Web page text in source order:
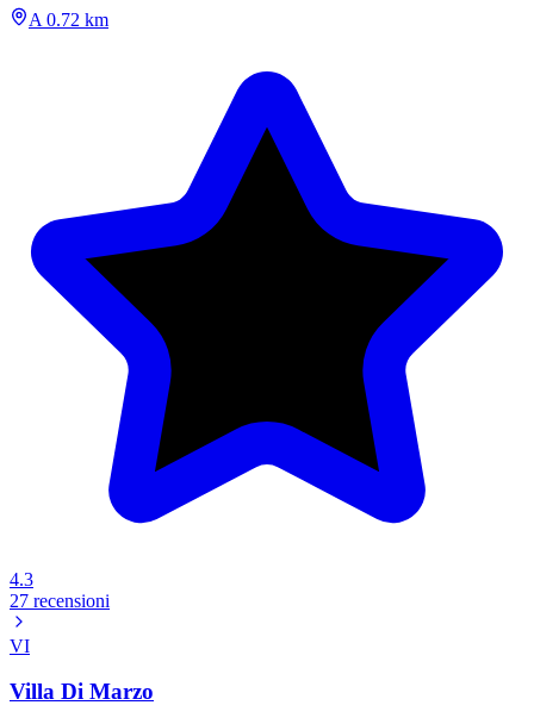
A 0.72 km
4.3
27 recensioni
VI
Villa Di Marzo